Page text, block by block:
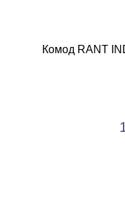
Комод RANT